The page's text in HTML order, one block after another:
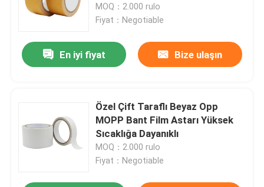
Kişiler
Ürünler
Kraft Kağıt Yapışkan Bant
PET Yapışkan Bant
MOQ：2.000 rulo
Fiyat：Negotiable
En iyi fiyat Bize ulaşın
Özel Çift Taraflı Beyaz Opp
MOPP Bant Film Astarı Yüksek
Sıcaklığa Dayanıklı
MOQ：2.000 rulo
Fiyat：Negotiable